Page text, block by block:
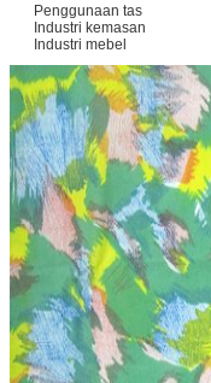
Penggunaan tas
Industri kemasan
Industri mebel